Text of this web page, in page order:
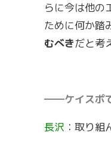
らに今は他の
ために何か踏
むべきだと考
――ケイスポ
長沢 ：取り